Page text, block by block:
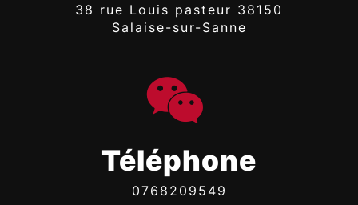
38 rue Louis pasteur 38150
Salaise-sur-Sanne
Téléphone
0768209549